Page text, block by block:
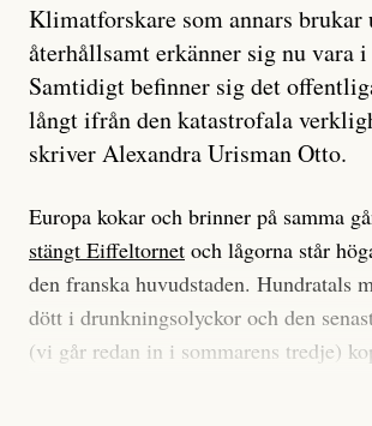
Klimatforskare som annars brukar
återhållsamt erkänner sig nu vara
Samtidigt befinner sig det
långt ifrån den katastrofala
skriver Alexandra Urisman Otto.
Europa kokar och brinner på samma
stängt Eiffeltornet och lågorna står
den franska huvudstaden. Hundratals
dött i drunkningsolyckor och den
(vi går redan in i sommarens tredje)